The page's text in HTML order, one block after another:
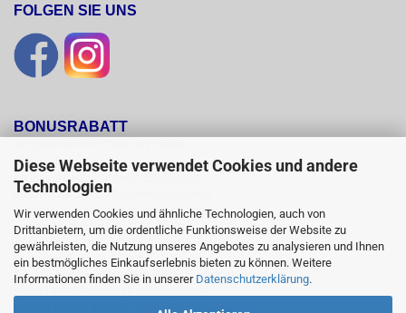
Diese Webseite verwendet Cookies und andere
Technologien
Wir verwenden Cookies und ähnliche Technologien, auch von
Drittanbietern, um die ordentliche Funktionsweise der Website zu
gewährleisten, die Nutzung unseres Angebotes zu analysieren und Ihnen
ein bestmögliches Einkaufserlebnis bieten zu können. Weitere
Informationen finden Sie in unserer Datenschutzerklärung.
FOLGEN SIE UNS
BONUSRABATT
Bonusrabatt.
Ab einem Bestellwert von 250,00 Euro
erhalten Sie 10 %, ab einem Bestellwert
von 500,00 Euro erhalten Sie 12% und ab
einem  Bestellwert von 1500,00 Euro
15 % Bonusrabatt auf reguläre Ware.
Reduzierte Artikel und Sättel sind vom
Bonusrabattsystem ausgeschlossen.
erreicht haben, erhalten Sie für alle weiteren